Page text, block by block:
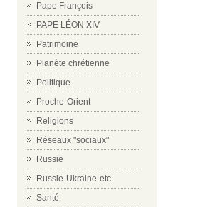
Pape François
PAPE LÉON XIV
Patrimoine
Planète chrétienne
Politique
Proche-Orient
Religions
Réseaux "sociaux"
Russie
Russie-Ukraine-etc
Santé